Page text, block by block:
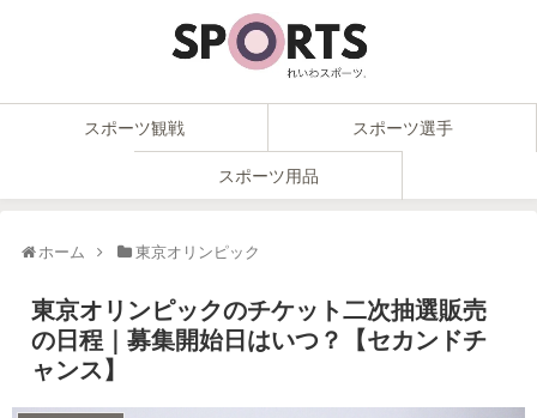
スポーツ観戦 スポーツ選手
スポーツ用品
ホーム 東京オリンピック
東京オリンピックのチケット二次抽選販売
の日程｜募集開始日はいつ？【セカンドチ
ャンス】